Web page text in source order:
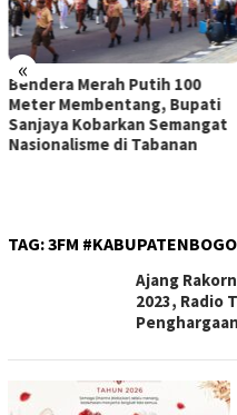
«
Sidak Bea Cukai Ngurah Rai,
Komisi I DPRD Bali Tegaskan
Tak Ada Indikasi
Penyalahgunaan Barang
TAG:3FM
Ajang
2023, Radio